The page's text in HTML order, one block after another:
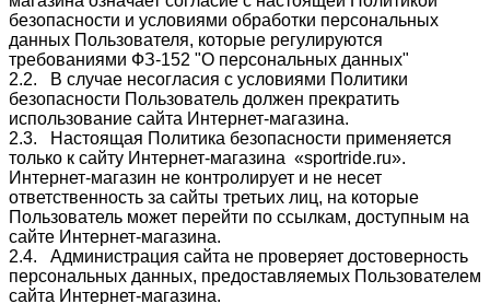
безопасности и условиями обработки персональных
данных Пользователя, которые регулируются
требованиями ФЗ-152 "О персональных данных"
2.2. В случае несогласия с условиями Политики
безопасности Пользователь должен прекратить
использование сайта Интернет-магазина.
2.3. Настоящая Политика безопасности применяется
только к сайту Интернет-магазина «sportride.ru».
Интернет-магазин не контролирует и не несет
ответственность за сайты третьих лиц, на которые
Пользователь может перейти по ссылкам, доступным на
сайте Интернет-магазина.
2.4. Администрация сайта не проверяет достоверность
персональных данных, предоставляемых Пользователем
сайта Интернет-магазина.